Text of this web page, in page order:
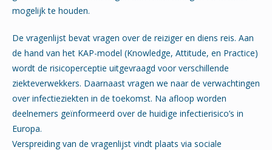
mogelijk te houden.
De vragenlijst bevat vragen over de reiziger en diens reis. Aan
de hand van het KAP-model (Knowledge, Attitude, en Practice)
wordt de risicoperceptie uitgevraagd voor verschillende
ziekteverwekkers. Daarnaast vragen we naar de verwachtingen
over infectieziekten in de toekomst. Na afloop worden
deelnemers geïnformeerd over de huidige infectierisico’s in
Europa.
Verspreiding van de vragenlijst vindt plaats via sociale